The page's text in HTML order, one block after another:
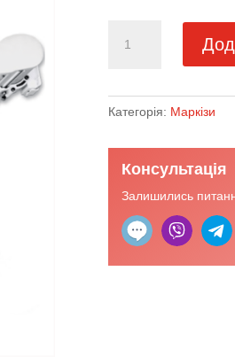
преміум
кількість
Категорія: Маркізи
Консультація
Залишились